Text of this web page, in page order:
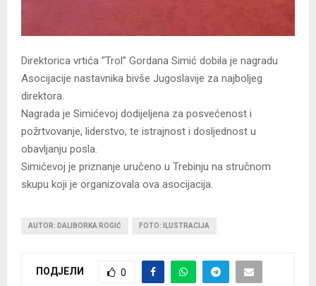
Direktorica vrtića “Trol” Gordana Simić dobila je nagradu
Asocijacije nastavnika bivše Jugoslavije za najboljeg
direktora.
Nagrada je Simićevoj dodijeljena za posvećenost i
požrtvovanje, liderstvo, te istrajnost i dosljednost u
obavljanju posla.
Simićevoj je priznanje uručeno u Trebinju na stručnom
skupu koji je organizovala ova asocijacija.
AUTOR: DALIBORKA ROGIĆ FOTO: ILUSTRACIJA
ПОДЈЕЛИ 0